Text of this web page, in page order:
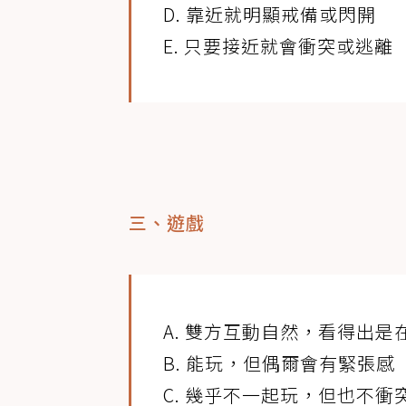
D. 靠近就明顯戒備或閃開
E. 只要接近就會衝突或逃離
三、遊戲
A. 雙方互動自然，看得出是
B. 能玩，但偶爾會有緊張感
C. 幾乎不一起玩，但也不衝